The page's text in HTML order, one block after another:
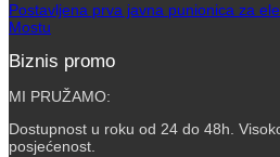
Postavljena prva javna punionica za
Mostu
Biznis promo
MI PRUŽAMO:
Dostupnost u roku od 24 do 48h.
posjećenost.